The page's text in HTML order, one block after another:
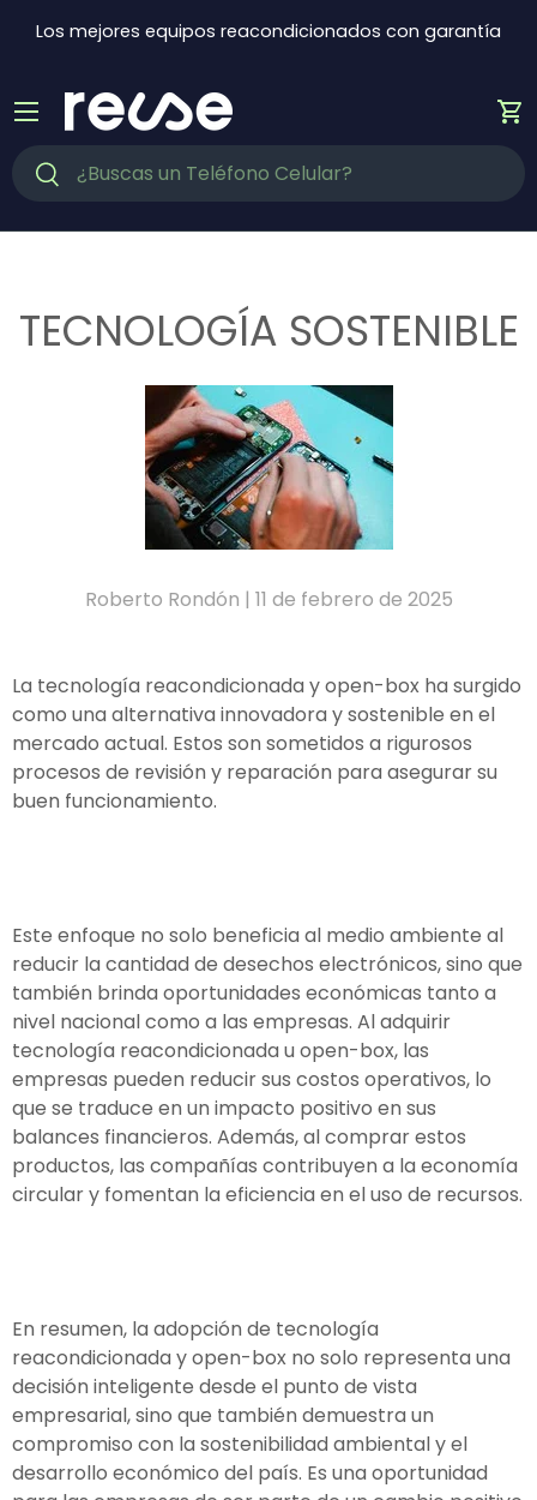
Ir al contenido
Los mejores equipos reacondicionados con garantía
Buscar
Buscar
Menú
TECNOLOGÍA SOSTENIBLE
Roberto Rondón | 11 de febrero de 2025
La tecnología reacondicionada y open-box ha surgido
como una alternativa innovadora y sostenible en el
mercado actual. Estos son sometidos a rigurosos
procesos de revisión y reparación para asegurar su
buen funcionamiento.
Este enfoque no solo beneficia al medio ambiente al
reducir la cantidad de desechos electrónicos, sino que
también brinda oportunidades económicas tanto a
nivel nacional como a las empresas. Al adquirir
tecnología reacondicionada u open-box, las
empresas pueden reducir sus costos operativos, lo
que se traduce en un impacto positivo en sus
balances financieros. Además, al comprar estos
productos, las compañías contribuyen a la economía
circular y fomentan la eficiencia en el uso de recursos.
En resumen, la adopción de tecnología
reacondicionada y open-box no solo representa una
decisión inteligente desde el punto de vista
empresarial, sino que también demuestra un
compromiso con la sostenibilidad ambiental y el
desarrollo económico del país. Es una oportunidad